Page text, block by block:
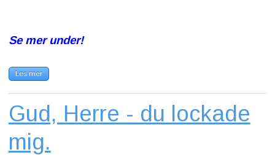
Se mer under!
Les mer
Gud, Herre - du lockade
mig.